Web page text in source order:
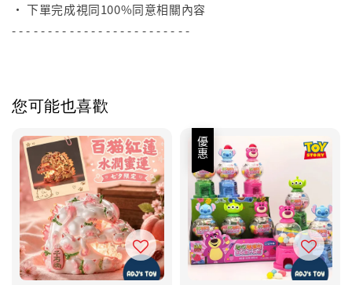
• 下單完成視同100%同意相關內容
- - - - - - - - - - - - - - - - - - - - - - - - -
您可能也喜歡
優惠